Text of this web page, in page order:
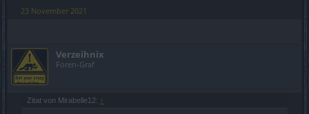
2 Monat Deluxe-Mitgliedschaft
1 000 Drachenknochen
1 Juwel des Zutatenjägers
23 November 2021
Verzeihnix
Foren-Graf
Zitat von Mirabelle12: ↑